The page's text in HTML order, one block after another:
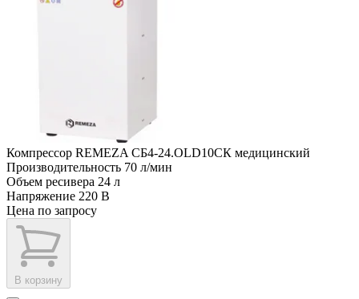
Компрессор REMEZA СБ4-24.OLD10СК медицинский
Производительность 70 л/мин
Объем ресивера 24 л
Напряжение 220 В
Цена по запросу
В корзину